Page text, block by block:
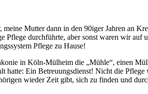
Mutter dann in den 90iger Jahren an
durchführte, aber sonst waren wir auf
Pflege zu Hause!
in Köln-Mülheim die „Mühle“, einen
hatte: Ein Betreuungsdienst! Nicht die
wieder Zeit gibt, sich zu finden und